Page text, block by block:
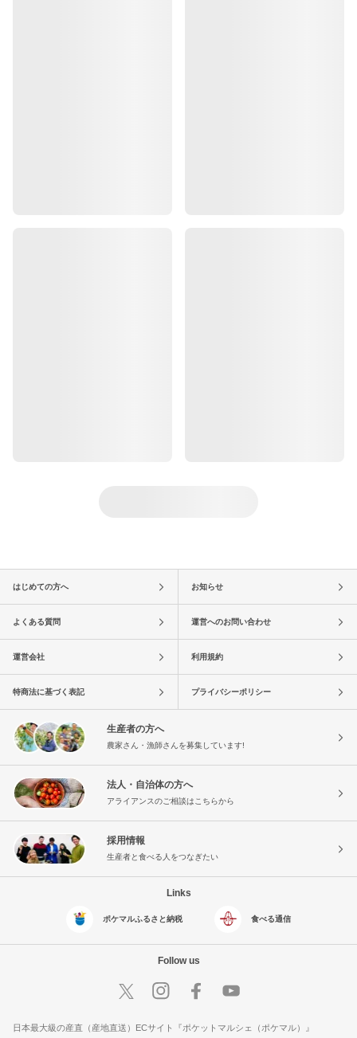
はじめての方へ お知らせ
よくある質問 運営へのお問い合わせ
運営会社 利用規約
特商法に基づく表記 プライバシーポリシー
生産者の方へ
農家さん・漁師さんを募集しています!
法人・自治体の方へ
アライアンスのご相談はこちらから
採用情報
生産者と食べる人をつなぎたい
Links
ポケマルふるさと納税 食べる通信
Follow us
日本最大級の産直（産地直送）ECサイト『ポケットマルシェ（ポケマル）』